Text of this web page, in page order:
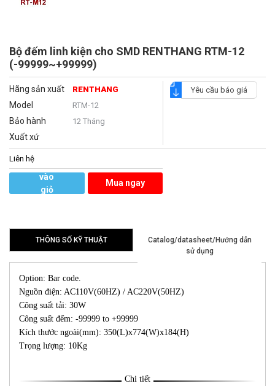
Bộ đếm linh kiện cho SMD RENTHANG RTM-12
(-99999~+99999)
Hãng sản xuất RENTHANG
Model RTM-12
Bảo hành 12 Tháng
Xuất xứ
Yêu cầu báo giá
Liên hệ
vào
giỏ
Mua ngay
THÔNG SỐ KỸ THUẬT
Catalog/datasheet/Hướng dẫn
sử dụng
Option: Bar code.
Nguồn điện: AC110V(60HZ) / AC220V(50HZ)
Công suất tải: 30W
Công suất đếm: -99999 to +99999
Kích thước ngoài(mm): 350(L)x774(W)x184(H)
Trọng lượng: 10Kg
Chi tiết